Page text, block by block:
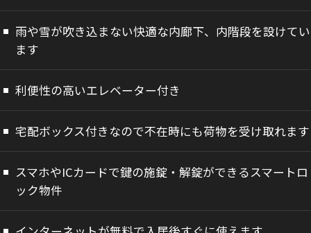
雨や雪が吹き込まない快適な内廊下、内階段を設けてい
ます
利便性の高いエレベーター付き
宅配ボックス付きなので不在時にも荷物を受け取れます
スマホやICカードで鍵の施錠・解錠ができるスマートロ
ック物件